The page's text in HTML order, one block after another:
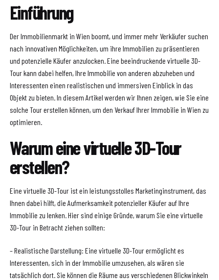
Einführung
Der Immobilienmarkt in Wien boomt, und immer mehr Verkäufer suchen
nach innovativen Möglichkeiten, um ihre Immobilien zu präsentieren
und potenzielle Käufer anzulocken. Eine beeindruckende virtuelle 3D-
Tour kann dabei helfen, Ihre Immobilie von anderen abzuheben und
Interessenten einen realistischen und immersiven Einblick in das
Objekt zu bieten. In diesem Artikel werden wir Ihnen zeigen, wie Sie eine
solche Tour erstellen können, um den Verkauf Ihrer Immobilie in Wien zu
optimieren.
Warum eine virtuelle 3D-Tour
erstellen?
Eine virtuelle 3D-Tour ist ein leistungsstolles Marketinginstrument, das
Ihnen dabei hilft, die Aufmerksamkeit potenzieller Käufer auf Ihre
Immobilie zu lenken. Hier sind einige Gründe, warum Sie eine virtuelle
3D-Tour in Betracht ziehen sollten:
– Realistische Darstellung: Eine virtuelle 3D-Tour ermöglicht es
Interessenten, sich in der Immobilie umzusehen, als wären sie
tatsächlich dort. Sie können die Räume aus verschiedenen Blickwinkeln